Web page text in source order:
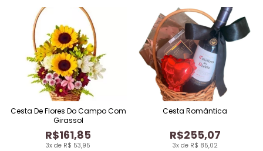
3x de R$ 53,95
R$161,85
Cesta De Flores Do Campo Com
Girassol
3x de R$ 85,02
R$255,07
Cesta Romântica